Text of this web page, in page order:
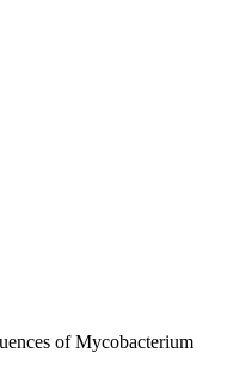
of Mycobacterium